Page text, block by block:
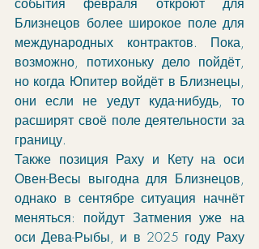
события февраля откроют для
Близнецов более широкое поле для
международных контрактов. Пока,
возможно, потихоньку дело пойдёт,
но когда Юпитер войдёт в Близнецы,
они если не уедут куда-нибудь, то
расширят своё поле деятельности за
границу.
Также позиция Раху и Кету на оси
Овен-Весы выгодна для Близнецов,
однако в сентябре ситуация начнёт
меняться: пойдут Затмения уже на
оси Дева-Рыбы, и в 2025 году Раху